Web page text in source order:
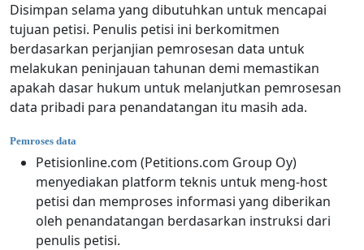
Disimpan selama yang dibutuhkan untuk mencapai
tujuan petisi. Penulis petisi ini berkomitmen
berdasarkan perjanjian pemrosesan data untuk
melakukan peninjauan tahunan demi memastikan
apakah dasar hukum untuk melanjutkan pemrosesan
data pribadi para penandatangan itu masih ada.
Pemroses data
Petisionline.com (Petitions.com Group Oy)
menyediakan platform teknis untuk meng-host
petisi dan memproses informasi yang diberikan
oleh penandatangan berdasarkan instruksi dari
penulis petisi.